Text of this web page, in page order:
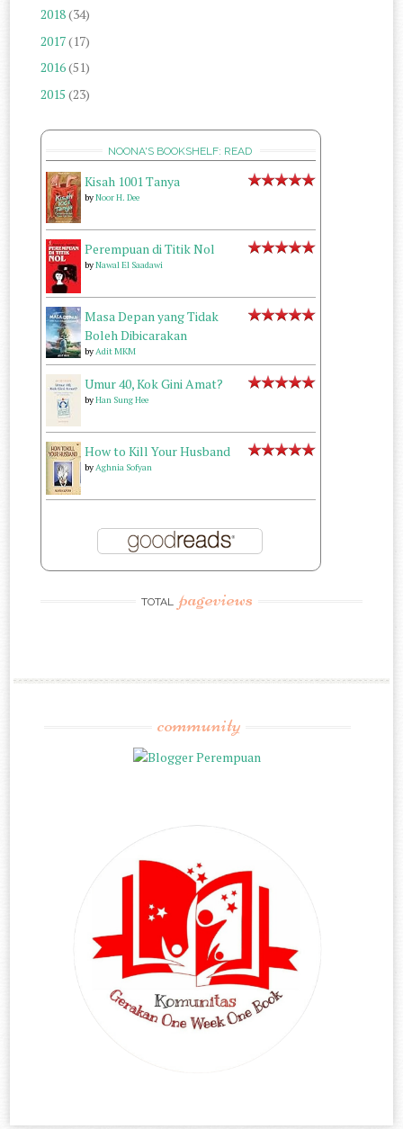
2018(34)
2017(17)
2016(51)
2015 (23)
NOONA'S BOOKSHELF: READ
Kisah 1001 Tanya
byNoor H. Dee
Perempuan di Titik Nol
byNawal El Saadawi
Masa Depan yang Tidak
Boleh Dibicarakan
byAdit MKM
Umur 40, Kok Gini Amat?
byHan Sung Hee
How to Kill Your Husband
byAghnia Sofyan
TOTAL pageviews
community